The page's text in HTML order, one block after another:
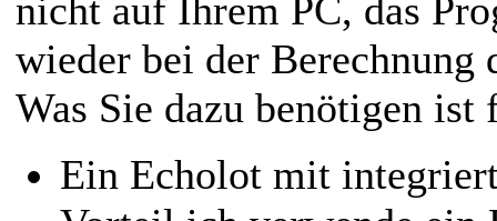
nicht auf Ihrem PC, das
wieder bei der Berechnung
Was Sie dazu benötigen ist
Ein Echolot mit